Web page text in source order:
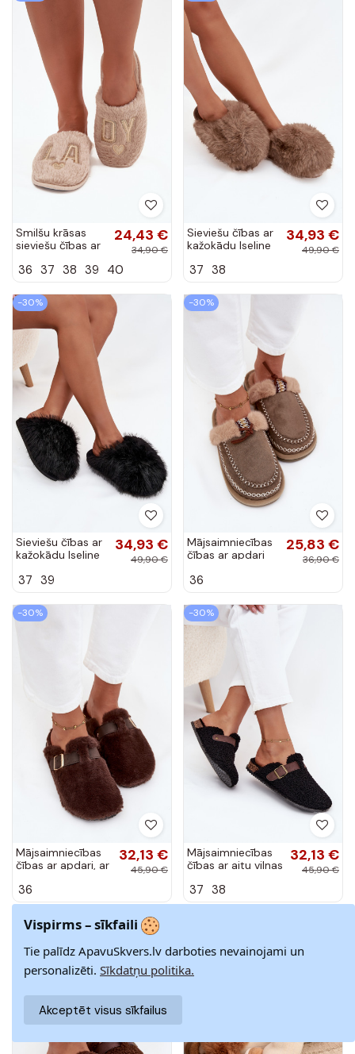
Smilšu krāsas
sieviešu čības ar
Vinceza 19958"
24,43 €
34,90 €
36 37 38 39 40
Sieviešu čības ar
kažokādu Iseline
34,93 €
49,90 €
37 38
-30%
Sieviešu čības ar
kažokādu Iseline
34,93 €
49,90 €
37 39
-30%
Mājsaimniecības
čības ar apdari
krāsā Perivelle
25,83 €
36,90 €
36
-30%
Mājsaimniecības
čības ar apdari, ar
siksnām un
sprādzēm, brūnā
32,13 €
45,90 €
36
-30%
Mājsaimniecības
čības ar aitu vilnas
krāsā Lorivine
32,13 €
45,90 €
37 38
-30%
Vispirms – sīkfaili
Tie palīdz ApavuSkvers.lv darboties nevainojami un
personalizēti. Sīkdatņu politika.
Akceptēt visus sīkfailus